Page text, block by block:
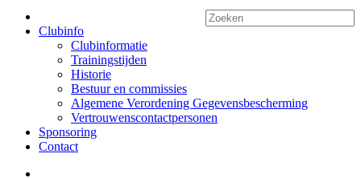
Clubinfo
Clubinformatie
Trainingstijden
Historie
Bestuur en commissies
Algemene Verordening Gegevensbescherming
Vertrouwenscontactpersonen
Sponsoring
Contact